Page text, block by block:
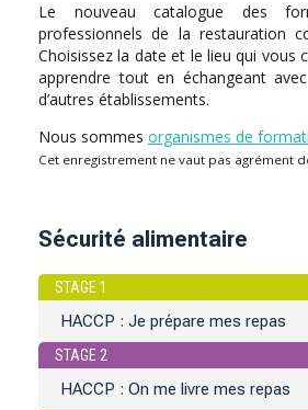
Le nouveau catalogue des
professionnels de la restauration
Choisissez la date et le lieu qui vous
apprendre tout en échangeant
d’autres établissements.
Nous sommes organismes de
Cet enregistrement ne vaut pas agrément
Sécurité alimentaire
STAGE 1
HACCP : Je prépare mes repas
STAGE 2
HACCP : On me livre mes repas